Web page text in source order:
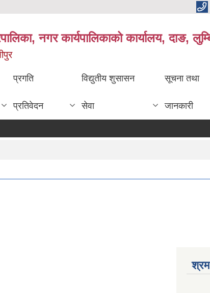
नगर कार्यपालिकाको कार्यालय, दाङ,
प्रगति
प्रतिवेदन
विद्युतीय शुसासन
सेवा
सूचना तथा
जानकारी